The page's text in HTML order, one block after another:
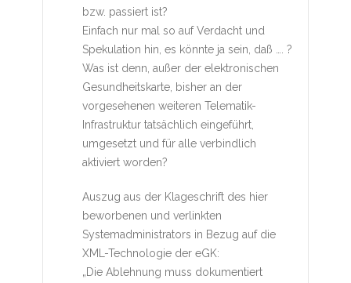
bzw. passiert ist?
Einfach nur mal so auf Verdacht und
Spekulation hin, es könnte ja sein, daß …. ?
Was ist denn, außer der elektronischen
Gesundheitskarte, bisher an der
vorgesehenen weiteren Telematik-
Infrastruktur tatsächlich eingeführt,
umgesetzt und für alle verbindlich
aktiviert worden?
Auszug aus der Klageschrift des hier
beworbenen und verlinkten
Systemadministrators in Bezug auf die
XML-Technologie der eGK:
„Die Ablehnung muss dokumentiert